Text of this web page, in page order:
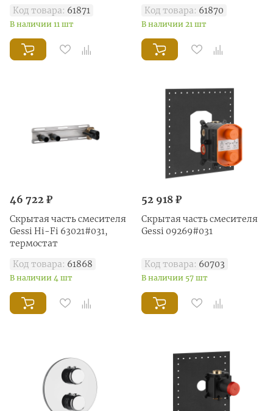
Код товара: 61871
В наличии 11 шт
Код товара: 61870
В наличии 21 шт
46 722 ₽
Скрытая часть смесителя
Gessi Hi-Fi 63021#031,
термостат
Код товара: 61868
В наличии 4 шт
52 918 ₽
Скрытая часть смесителя
Gessi 09269#031
Код товара: 60703
В наличии 57 шт